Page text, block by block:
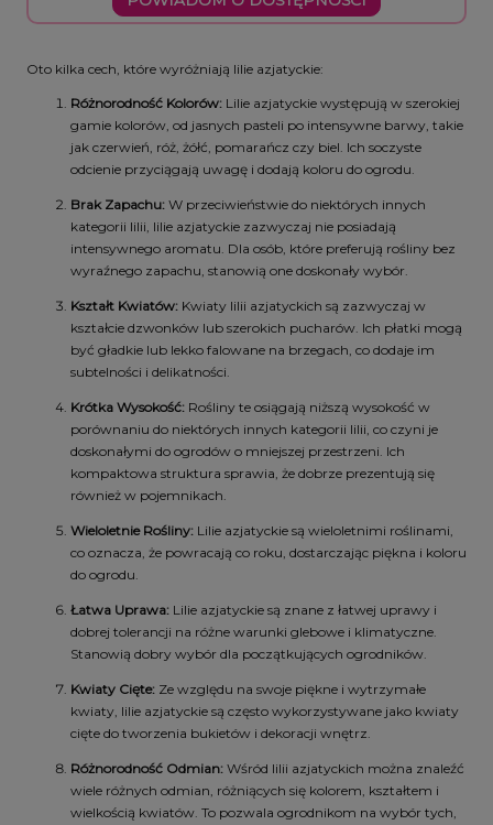
Oto kilka cech, które wyróżniają lilie azjatyckie:
Różnorodność Kolorów: Lilie azjatyckie występują w szerokiej
gamie kolorów, od jasnych pasteli po intensywne barwy, takie
jak czerwień, róż, żółć, pomarańcz czy biel. Ich soczyste
odcienie przyciągają uwagę i dodają koloru do ogrodu.
Brak Zapachu: W przeciwieństwie do niektórych innych
kategorii lilii, lilie azjatyckie zazwyczaj nie posiadają
intensywnego aromatu. Dla osób, które preferują rośliny bez
wyraźnego zapachu, stanowią one doskonały wybór.
Kształt Kwiatów: Kwiaty lilii azjatyckich są zazwyczaj w
kształcie dzwonków lub szerokich pucharów. Ich płatki mogą
być gładkie lub lekko falowane na brzegach, co dodaje im
subtelności i delikatności.
Krótka Wysokość: Rośliny te osiągają niższą wysokość w
porównaniu do niektórych innych kategorii lilii, co czyni je
doskonałymi do ogrodów o mniejszej przestrzeni. Ich
kompaktowa struktura sprawia, że dobrze prezentują się
również w pojemnikach.
Wieloletnie Rośliny: Lilie azjatyckie są wieloletnimi roślinami,
co oznacza, że powracają co roku, dostarczając piękna i koloru
do ogrodu.
Łatwa Uprawa: Lilie azjatyckie są znane z łatwej uprawy i
dobrej tolerancji na różne warunki glebowe i klimatyczne.
Stanowią dobry wybór dla początkujących ogrodników.
Kwiaty Cięte: Ze względu na swoje piękne i wytrzymałe
kwiaty, lilie azjatyckie są często wykorzystywane jako kwiaty
cięte do tworzenia bukietów i dekoracji wnętrz.
Różnorodność Odmian: Wśród lilii azjatyckich można znaleźć
wiele różnych odmian, różniących się kolorem, kształtem i
wielkością kwiatów. To pozwala ogrodnikom na wybór tych,